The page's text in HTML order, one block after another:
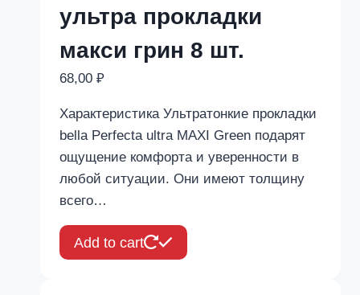
ультра прокладки
макси грин 8 шт.
68,00 ₽
Характеристика Ультратонкие прокладки
bella Perfecta ultra MAXI Green подарят
ощущение комфорта и уверенности в
любой ситуации. Они имеют толщину
всего…
Add to cart